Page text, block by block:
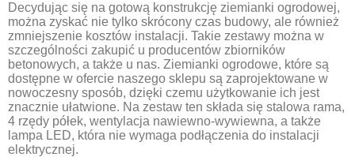
Decydując się na gotową konstrukcję ziemianki ogrodowej,
można zyskać nie tylko skrócony czas budowy, ale również
zmniejszenie kosztów instalacji. Takie zestawy można w
szczególności zakupić u producentów zbiorników
betonowych, a także u nas. Ziemianki ogrodowe, które są
dostępne w ofercie naszego sklepu są zaprojektowane w
nowoczesny sposób, dzięki czemu użytkowanie ich jest
znacznie ułatwione. Na zestaw ten składa się stalowa rama,
4 rzędy półek, wentylacja nawiewno-wywiewna, a także
lampa LED, która nie wymaga podłączenia do instalacji
elektrycznej.